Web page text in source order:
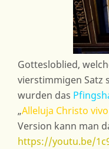
Gottesloblied,
vierstimmigen Satz
wurden das
„Alleluja Christo vivo
Version kann man
https://youtu.be/